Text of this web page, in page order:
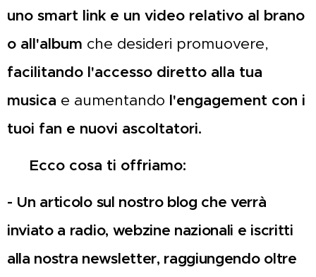
uno smart link e un video relativo al brano
o all'album che desideri promuovere,
facilitando l'accesso diretto alla tua
musica e aumentando l'engagement con i
tuoi fan e nuovi ascoltatori.
➡️ Ecco cosa ti offriamo:
- Un articolo sul nostro blog che verrà
inviato a radio, webzine nazionali e iscritti
alla nostra newsletter, raggiungendo oltre